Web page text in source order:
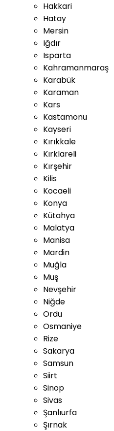
Hakkari
Hatay
Mersin
Iğdır
Isparta
Kahramanmaraş
Karabük
Karaman
Kars
Kastamonu
Kayseri
Kırıkkale
Kırklareli
Kırşehir
Kilis
Kocaeli
Konya
Kütahya
Malatya
Manisa
Mardin
Muğla
Muş
Nevşehir
Niğde
Ordu
Osmaniye
Rize
Sakarya
Samsun
Siirt
Sinop
Sivas
Şanlıurfa
Şırnak